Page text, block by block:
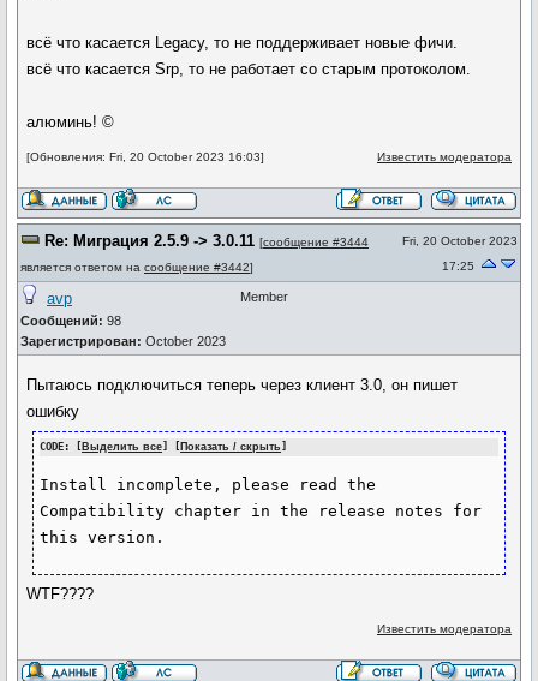
всё что касается Legacy, то не поддерживает новые фичи.
всё что касается Srp, то не работает со старым протоколом.
алюминь! ©
[Обновления: Fri, 20 October 2023 16:03] Известить модератора
Re: Миграция 2.5.9 -> 3.0.11 [сообщение #3444
является ответом на сообщение #3442]
Fri, 20 October 2023
17:25
avp
Сообщений: 98
Зарегистрирован: October 2023
Member
Пытаюсь подключиться теперь через клиент 3.0, он пишет
ошибку
CODE: [ Выделить все] [ Показать / скрыть ]
Install incomplete, please read the
Compatibility chapter in the release notes for
WTF????
Известить модератора